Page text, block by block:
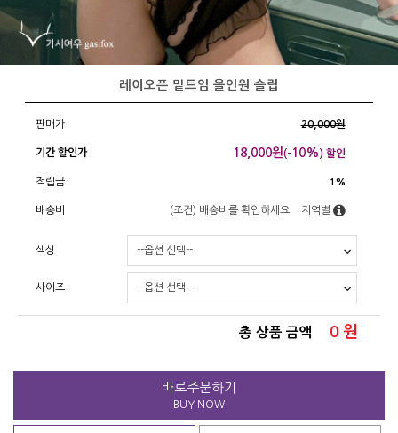
레이오픈 밑트임 올인원 슬립
판매가 20,000원
기간 할인가 18,000원(- 10%) 할인
적립금 1%
배송비 (조건) 배송비를 확인하세요 지역별
색상
사이즈
총 상품 금액 0 원
바로주문하기
BUY NOW